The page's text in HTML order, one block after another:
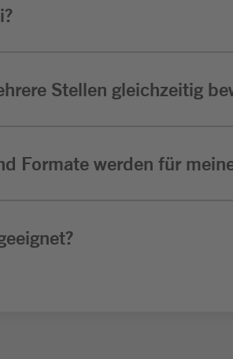
Stellen gleichzeitig
Formate werden für